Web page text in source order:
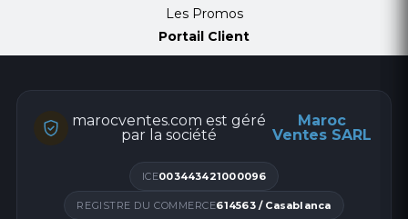
Les Promos
Portail Client
marocventes.com est géré
par la société
Maroc
Ventes SARL
ICE003443421000096
REGISTRE DU COMMERCE614563 / Casablanca